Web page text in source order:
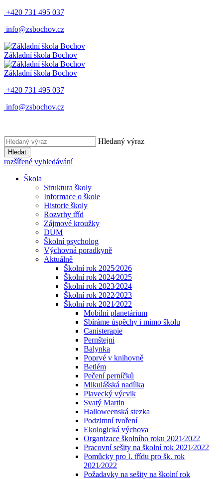
+420 731 495 037
info@zsbochov.cz
Základní škola Bochov
Základní škola Bochov
+420 731 495 037
info@zsbochov.cz
Hledaný výraz
Hledat
rozšířené vyhledávání
Škola
Struktura školy
Informace o škole
Historie školy
Rozvrhy tříd
Zájmové kroužky
DUM
Školní psycholog
Výchovná poradkyně
Aktuálně
Školní rok 2025⁄2026
Školní rok 2024⁄2025
Školní rok 2023⁄2024
Školní rok 2022⁄2023
Školní rok 2021⁄2022
Mobilní planetárium
Sbíráme úspěchy i mimo školu
Canisterapie
Pernštejni
Balynka
Poprvé v knihovně
Betlém
Pečení perníčků
Mikulášská nadílka
Plavecký výcvik
Svatý Martin
Halloweenská stezka
Podzimní tvoření
Ekologická výchova
Organizace školního roku 2021⁄2022
Pracovní sešity na školní rok 2021⁄2022
Pomůcky pro I. třídu pro šk. rok
2021⁄2022
Požadavky na sešity na školní rok